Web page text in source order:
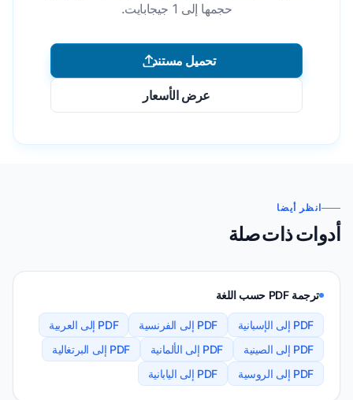
حجمها إلى 1 جيجابايت.
تحميل مستند
عرض الأسعار
انظر أيضا
أدوات ذات صلة
ترجمة PDF حسب اللغة
PDF إلى الإسبانية PDF إلى الفرنسية
PDF إلى العربية
PDF إلى الصينية
PDF إلى الألمانية
PDF إلى البرتغالية
PDF إلى الروسية
PDF إلى اليابانية